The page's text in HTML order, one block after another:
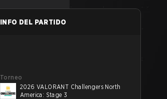
INFO DEL PARTIDO
Torneo
2026 VALORANT Challengers North
America: Stage 3